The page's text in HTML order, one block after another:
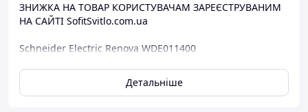
ЗНИЖКА НА ТОВАР КОРИСТУВАЧАМ ЗАРЕЄСТРУВАНИМ
НА САЙТІ SofitSvitlo.com.ua
Schneider Electric Renova WDE011400
Основні характеристики:
Серія продукту: Renova
Детальніше